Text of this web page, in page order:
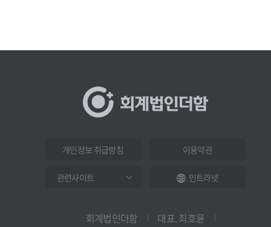
개인정보 취급방침 이용약관
인트라넷
회계법인더함
대표. 최호윤